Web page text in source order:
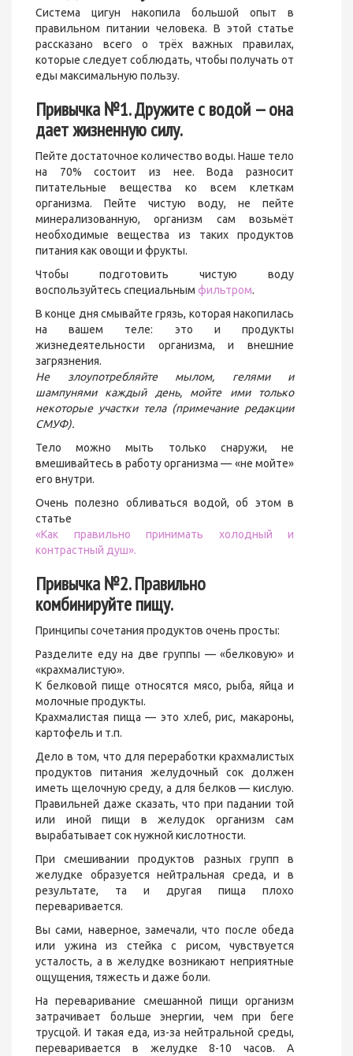
Система цигун накопила большой опыт в
правильном питании человека. В этой статье
рассказано всего о трёх важных правилах,
которые следует соблюдать, чтобы получать от
еды максимальную пользу.
Привычка №1. Дружите с водой — она
дает жизненную силу.
Пейте достаточное количество воды. Наше тело
на 70% состоит из нее. Вода разносит
питательные вещества ко всем клеткам
организма. Пейте чистую воду, не пейте
минерализованную, организм сам возьмёт
необходимые вещества из таких продуктов
питания как овощи и фрукты.
Чтобы подготовить чистую воду
воспользуйтесь специальным фильтром.
В конце дня смывайте грязь, которая накопилась
на вашем теле: это и продукты
жизнедеятельности организма, и внешние
загрязнения.
Не злоупотребляйте мылом, гелями и
шампунями каждый день, мойте ими только
некоторые участки тела (примечание редакции
СМУФ).
Тело можно мыть только снаружи, не
вмешивайтесь в работу организма — «не мойте»
его внутри.
Очень полезно обливаться водой, об этом в
статье
«Как правильно принимать холодный и
контрастный душ».
Привычка №2. Правильно
комбинируйте пищу.
Принципы сочетания продуктов очень просты:
Разделите еду на две группы — «белковую» и
«крахмалистую».
К белковой пище относятся мясо, рыба, яйца и
молочные продукты.
Крахмалистая пища — это хлеб, рис, макароны,
картофель и т.п.
Дело в том, что для переработки крахмалистых
продуктов питания желудочный сок должен
иметь щелочную среду, а для белков — кислую.
Правильней даже сказать, что при падании той
или иной пищи в желудок организм сам
вырабатывает сок нужной кислотности.
При смешивании продуктов разных групп в
желудке образуется нейтральная среда, и в
результате, та и другая пища плохо
переваривается.
Вы сами, наверное, замечали, что после обеда
или ужина из стейка с рисом, чувствуется
усталость, а в желудке возникают неприятные
ощущения, тяжесть и даже боли.
На переваривание смешанной пищи организм
затрачивает больше энергии, чем при беге
трусцой. И такая еда, из-за нейтральной среды,
переваривается в желудке 8-10 часов. А